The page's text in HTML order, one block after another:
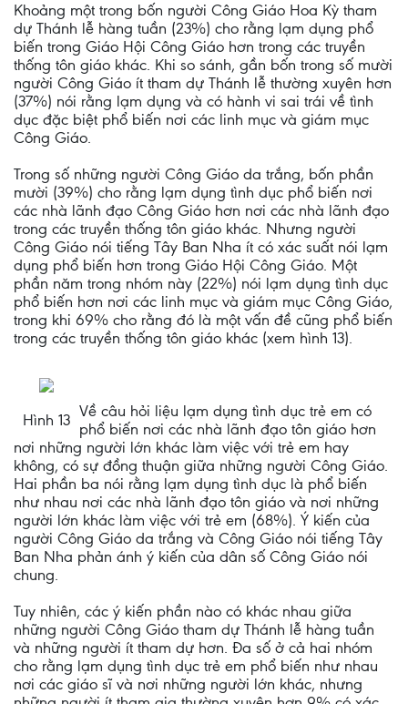
Khoảng một trong bốn người Công Giáo Hoa Kỳ tham
dự Thánh lễ hàng tuần (23%) cho rằng lạm dụng phổ
biến trong Giáo Hội Công Giáo hơn trong các truyền
thống tôn giáo khác. Khi so sánh, gần bốn trong số mười
người Công Giáo ít tham dự Thánh lễ thường xuyên hơn
(37%) nói rằng lạm dụng và có hành vi sai trái về tình
dục đặc biệt phổ biến nơi các linh mục và giám mục
Công Giáo.
Trong số những người Công Giáo da trắng, bốn phần
mười (39%) cho rằng lạm dụng tình dục phổ biến nơi
các nhà lãnh đạo Công Giáo hơn nơi các nhà lãnh đạo
trong các truyền thống tôn giáo khác. Nhưng người
Công Giáo nói tiếng Tây Ban Nha ít có xác suất nói lạm
dụng phổ biến hơn trong Giáo Hội Công Giáo. Một
phần năm trong nhóm này (22%) nói lạm dụng tình dục
phổ biến hơn nơi các linh mục và giám mục Công Giáo,
trong khi 69% cho rằng đó là một vấn đề cũng phổ biến
trong các truyền thống tôn giáo khác (xem hình 13).
Hình 13 Về câu hỏi liệu lạm dụng tình dục trẻ em có
phổ biến nơi các nhà lãnh đạo tôn giáo hơn
nơi những người lớn khác làm việc với trẻ em hay
không, có sự đồng thuận giữa những người Công Giáo.
Hai phần ba nói rằng lạm dụng tình dục là phổ biến
như nhau nơi các nhà lãnh đạo tôn giáo và nơi những
người lớn khác làm việc với trẻ em (68%). Ý kiến của
người Công Giáo da trắng và Công Giáo nói tiếng Tây
Ban Nha phản ánh ý kiến của dân số Công Giáo nói
chung.
Tuy nhiên, các ý kiến phần nào có khác nhau giữa
những người Công Giáo tham dự Thánh lễ hàng tuần
và những người ít tham dự hơn. Đa số ở cả hai nhóm
cho rằng lạm dụng tình dục trẻ em phổ biến như nhau
nơi các giáo sĩ và nơi những người lớn khác, nhưng